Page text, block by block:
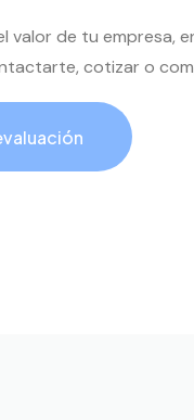
de tu empresa,
cotizar o